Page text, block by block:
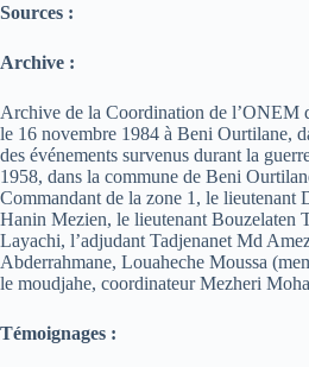
Sources :
Archive :
Archive de la Coordination de l’ONEM
le 16 novembre 1984 à Beni Ourtilane,
des événements survenus durant la
1958, dans la commune de Beni
Commandant de la zone 1, le lieutenant
Hanin Mezien, le lieutenant Bouzelaten
Layachi, l’adjudant Tadjenanet Md
Abderrahmane, Louaheche Moussa
le moudjahe, coordinateur Mezheri
Témoignages :